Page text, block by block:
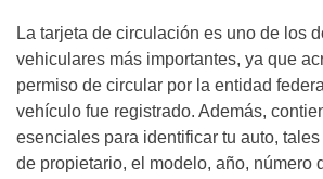
La tarjeta de circulación es uno de los
vehiculares más importantes, ya que
permiso de circular por la entidad
vehículo fue registrado. Además,
esenciales para identificar tu auto,
de propietario, el modelo, año, número